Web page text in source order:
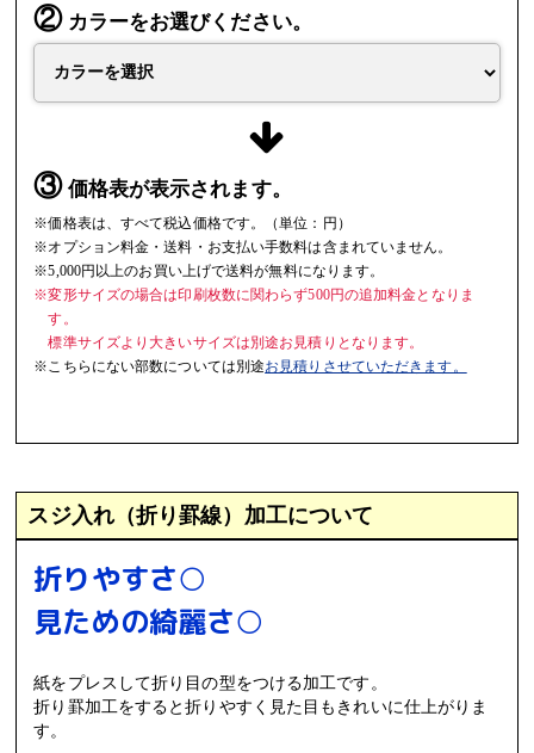
② カラーをお選びください。
③ 価格表が表示されます。
※価格表は、すべて税込価格です。（単位：円）
※オプション料金・送料・お支払い手数料は含まれていません。
※5,000円以上のお買い上げで送料が無料になります。
※変形サイズの場合は印刷枚数に関わらず500円の追加料金となりま
す。
標準サイズより大きいサイズは別途お見積りとなります。
※こちらにない部数については別途お見積りさせていただきます。
スジ入れ（折り罫線）加工について
折りやすさ○
見ための綺麗さ○
紙をプレスして折り目の型をつける加工です。
折り罫加工をすると折りやすく見た目もきれいに仕上がりま
す。